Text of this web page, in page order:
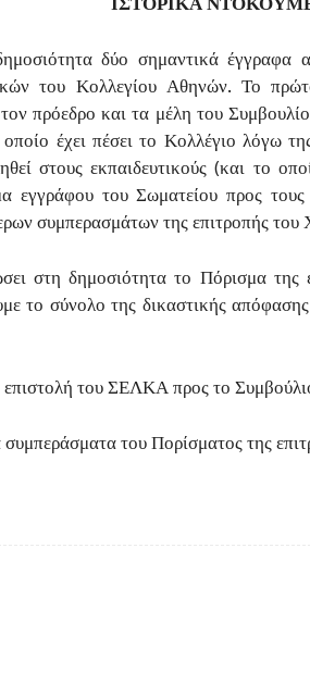
δύο σημαντικά
του Κολλεγίου Αθηνών. Το
πρόεδρο και τα μέλη του
έχει πέσει το Κολλέγιο λόγω
στους εκπαιδευτικούς (και το
εγγράφου του Σωματείου προς τους
συμπερασμάτων της επιτροπής του
στη δημοσιότητα το Πόρισμα της
το σύνολο της δικαστικής
επιστολή του ΣΕΛΚΑ προς το
συμπεράσματα του Πορίσματος της